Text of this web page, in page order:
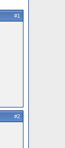
#1
#2